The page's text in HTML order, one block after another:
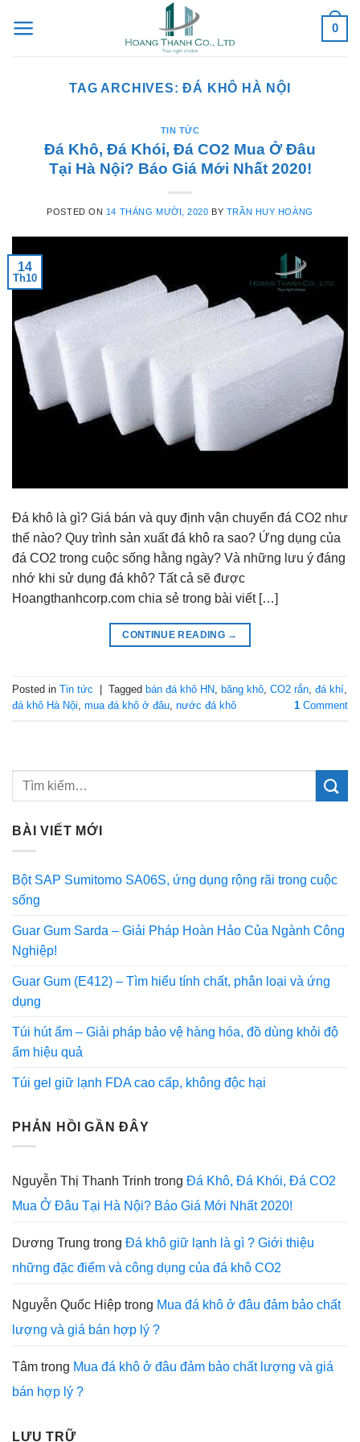
0
TAG ARCHIVES:ĐÁ KHÔ HÀ NỘI
TIN TỨC
Đá Khô, Đá Khói, Đá CO2 Mua Ở Đâu
Tại Hà Nội? Báo Giá Mới Nhất 2020!
POSTED ON 14 THÁNG MƯỜI, 2020 BY TRẦN HUY HOÀNG
14
Th10
Đá khô là gì? Giá bán và quy định vận chuyển đá CO2 như
thế nào? Quy trình sản xuất đá khô ra sao? Ứng dụng của
đá CO2 trong cuộc sống hằng ngày? Và những lưu ý đáng
nhớ khi sử dụng đá khô? Tất cả sẽ được
Hoangthanhcorp.com chia sẻ trong bài viết […]
CONTINUE READING →
Posted in Tin tức Tagged bán đá khô HN, băng khô, CO2 rắn, đá khí,
đá khô Hà Nội, mua đá khô ở đâu, nước đá khô 1 Comment
BÀI VIẾT MỚI
Bột SAP Sumitomo SA06S, ứng dụng rộng rãi trong cuộc
sống
Guar Gum Sarda – Giải Pháp Hoàn Hảo Của Ngành Công
Nghiệp!
Guar Gum (E412) – Tìm hiểu tính chất, phân loại và ứng
dụng
Túi hút ẩm – Giải pháp bảo vệ hàng hóa, đồ dùng khỏi độ
ẩm hiệu quả
Túi gel giữ lạnh FDA cao cấp, không độc hại
PHẢN HỒI GẦN ĐÂY
Nguyễn Thị Thanh Trinh trong Đá Khô, Đá Khói, Đá CO2
Mua Ở Đâu Tại Hà Nội? Báo Giá Mới Nhất 2020!
Dương Trung trong Đá khô giữ lạnh là gì ? Giới thiệu
những đặc điểm và công dụng của đá khô CO2
Nguyễn Quốc Hiệp trong Mua đá khô ở đâu đảm bảo chất
lượng và giá bán hợp lý ?
Tâm trong Mua đá khô ở đâu đảm bảo chất lượng và giá
bán hợp lý ?
LƯU TRỮ